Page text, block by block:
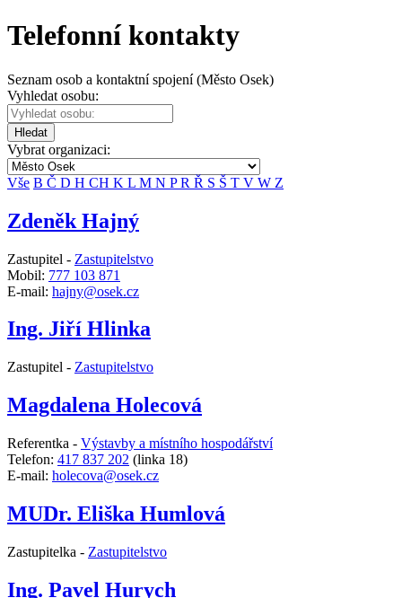
Telefonní kontakty
Seznam osob a kontaktní spojení (Město Osek)
Vyhledat osobu:
Hledat
Vybrat organizaci:
Vše B Č D H CH K L M N PR Ř S Š T V W Z
Zdeněk Hajný
Zastupitel - Zastupitelstvo
Mobil: 777 103 871
E-mail: hajny@osek.cz
Ing. Jiří Hlinka
Zastupitel - Zastupitelstvo
Magdalena Holecová
Referentka - Výstavby a místního hospodářství
Telefon: 417 837 202 (linka 18)
E-mail: holecova@osek.cz
MUDr. Eliška Humlová
Zastupitelka - Zastupitelstvo
Ing. Pavel Hurych